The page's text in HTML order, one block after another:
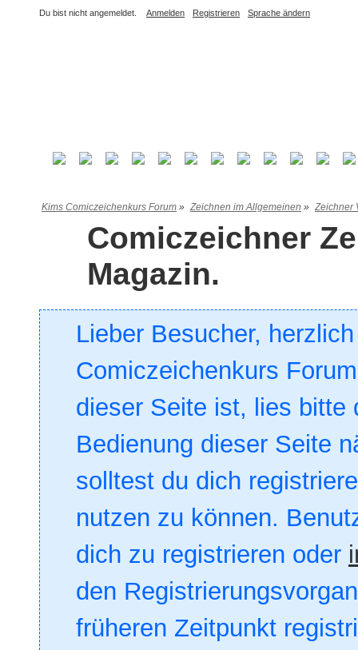
Du bist nicht angemeldet. Anmelden Registrieren Sprache ändern
Kims Comiczeichenkurs Forum » Zeichnen im Allgemeinen » Zeichner
Comiczeichner
Magazin.
Lieber Besucher,
Comiczeichenkurs
dieser Seite ist, lies bitte
Bedienung dieser Seite
solltest du dich
nutzen zu können.
dich zu registrieren oder
den
früheren Zeitpunkt